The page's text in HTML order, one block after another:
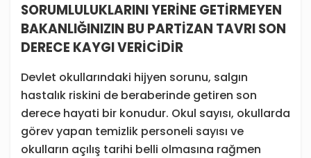
SORUMLULUKLARINI YERİNE GETİRMEYEN
BAKANLIĞINIZIN BU PARTİZAN TAVRI SON
DERECE KAYGI VERİCİDİR
Devlet okullarındaki hijyen sorunu, salgın
hastalık riskini de beraberinde getiren son
derece hayati bir konudur. Okul sayısı, okullarda
görev yapan temizlik personeli sayısı ve
okulların açılış tarihi belli olmasına rağmen